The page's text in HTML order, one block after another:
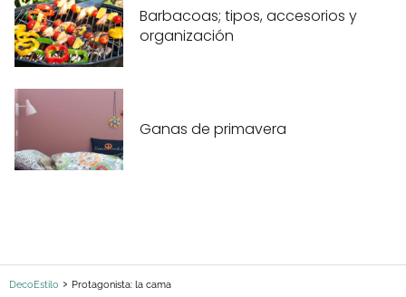
Barbacoas; tipos, accesorios y
organización
Ganas de primavera
DecoEstilo Protagonista: la cama